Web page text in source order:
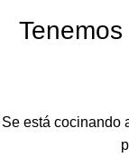
Se está cocinando